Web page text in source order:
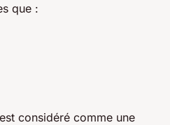
que :
considéré comme une